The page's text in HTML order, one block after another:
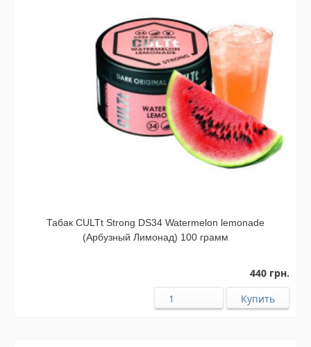
Табак CULTt Strong DS34 Watermelon lemonade
(Арбузный Лимонад) 100 грамм
440 грн.